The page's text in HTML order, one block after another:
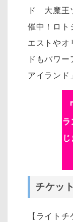
ド 大魔王
催中！ロト
エストやオ
ドもパワ
アイランド
チケッ
【ライト